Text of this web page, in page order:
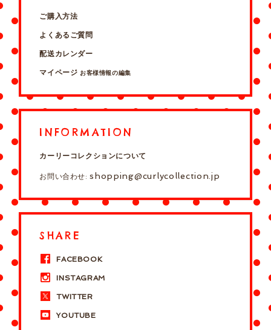
ご購入方法
よくあるご質問
配送カレンダー
マイページ お客様情報の編集
INFORMATION
カーリーコレクションについて
お問い合わせ:shopping@curlycollection.jp
SHARE
FACEBOOK
INSTAGRAM
TWITTER
YOUTUBE